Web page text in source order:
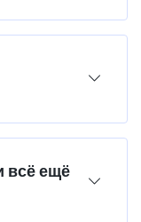
всё ещё